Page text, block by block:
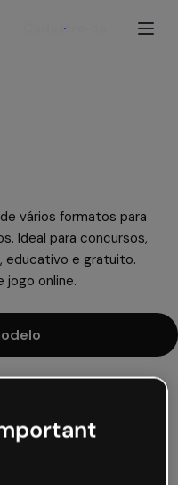
Cadastre-se
vários formatos para
Ideal para concursos,
educativo e gratuito.
online.
online